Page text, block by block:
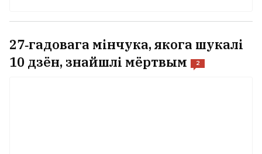
27‑гадовага мінчука, якога шукалі
10 дзён, знайшлі мёртвым
2